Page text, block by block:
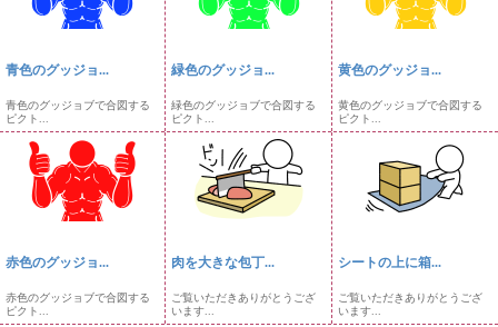
青色のグッジョ...
青色のグッジョブで合図する
ピクト...
緑色のグッジョ...
緑色のグッジョブで合図する
ピクト...
黄色のグッジョ...
黄色のグッジョブで合図する
ピクト...
赤色のグッジョ...
赤色のグッジョブで合図する
ピクト...
肉を大きな包丁...
ご覧いただきありがとうござ
います...
シートの上に箱...
ご覧いただきありがとうござ
います...